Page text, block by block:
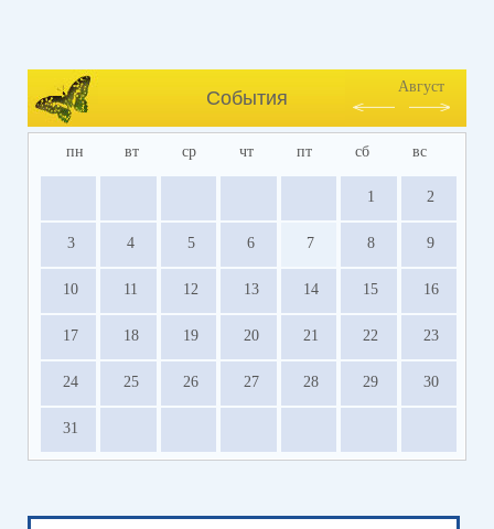
События
Август
пн вт ср чт пт сб вс
1 2
3 4 5 6 7 8 9
10 11 12 13 14 15 16
17 18 19 20 21 22 23
24 25 26 27 28 29 30
31